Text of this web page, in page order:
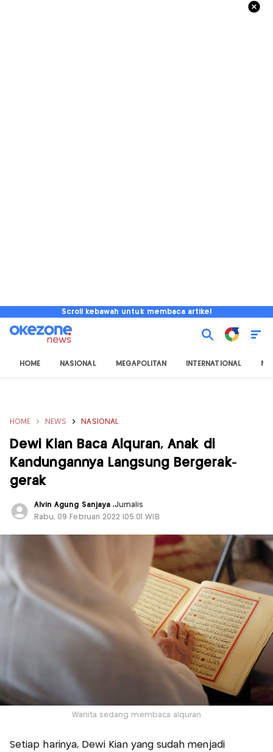
Scroll kebawah untuk membaca artikel
HOME NASIONAL MEGAPOLITAN INTERNATIONAL
HOME NEWS NASIONAL
Dewi Kian Baca Alquran, Anak di
Kandungannya Langsung Bergerak-
gerak
Alvin Agung Sanjaya ,Jurnalis
Rabu, 09 Februari 2022 |05:01 WIB
Wanita sedang membaca alquran
Setiap harinya, Dewi Kian yang sudah menjadi